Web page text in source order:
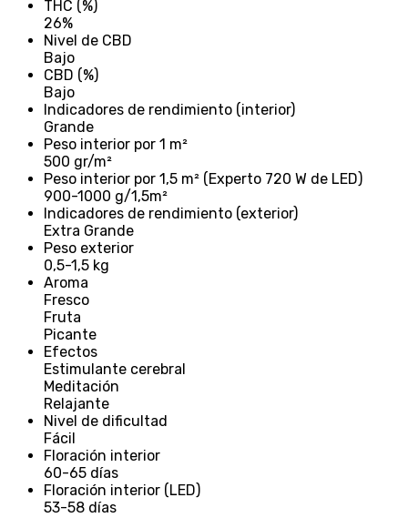
THC (%)
26%
Nivel de CBD
Bajo
CBD (%)
Bajo
Indicadores de rendimiento (interior)
Grande
Peso interior por 1 m²
500 gr/m²
Peso interior por 1,5 m² (Experto 720 W de LED)
900-1000 g/1,5m²
Indicadores de rendimiento (exterior)
Extra Grande
Peso exterior
0,5-1,5 kg
Aroma
Fresco
Fruta
Picante
Efectos
Estimulante cerebral
Meditación
Relajante
Nivel de dificultad
Fácil
Floración interior
60-65 días
Floración interior (LED)
53-58 días